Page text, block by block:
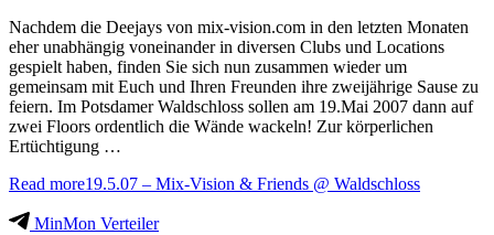
Nachdem die Deejays von mix-vision.com in den letzten Monaten
eher unabhängig voneinander in diversen Clubs und Locations
gespielt haben, finden Sie sich nun zusammen wieder um
gemeinsam mit Euch und Ihren Freunden ihre zweijährige Sause zu
feiern. Im Potsdamer Waldschloss sollen am 19.Mai 2007 dann auf
zwei Floors ordentlich die Wände wackeln! Zur körperlichen
Ertüchtigung …
Read more19.5.07 – Mix-Vision & Friends @ Waldschloss
MinMon Verteiler